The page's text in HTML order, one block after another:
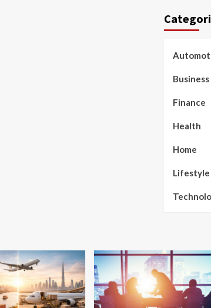
Business
Finance
Health
Home
Lifestyle